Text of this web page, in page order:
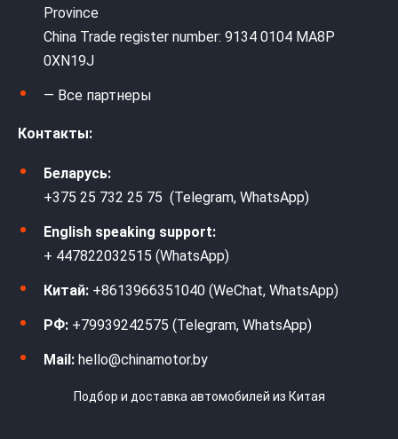
Province
China Trade register number: 9134 0104 MA8P
0XN19J
— Все партнеры
Контакты:
Беларусь:
+375 25 732 25 75 (Telegram, WhatsApp)
English speaking support:
+ 447822032515 (WhatsApp)
Китай: +8613966351040 (WeChat, WhatsApp)
РФ: +79939242575 (Telegram, WhatsApp)
Mail: hello@chinamotor.by
Подбор и доставка автомобилей из Китая